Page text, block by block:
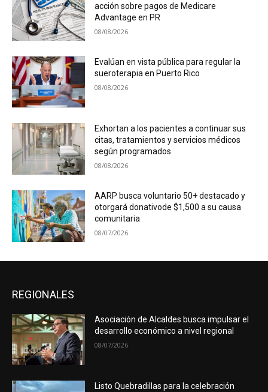
acción sobre pagos de Medicare
Advantage en PR
08/08/2026
Evalúan en vista pública para regular la
sueroterapia en Puerto Rico
08/08/2026
Exhortan a los pacientes a continuar sus
citas, tratamientos y servicios médicos
según programados
08/08/2026
AARP busca voluntario 50+ destacado y
otorgará donativode $1,500 a su causa
comunitaria
08/07/2026
REGIONALES
Asociación de Alcaldes busca impulsar el
desarrollo económico a nivel regional
08/07/2026
Listo Quebradillas para la celebración